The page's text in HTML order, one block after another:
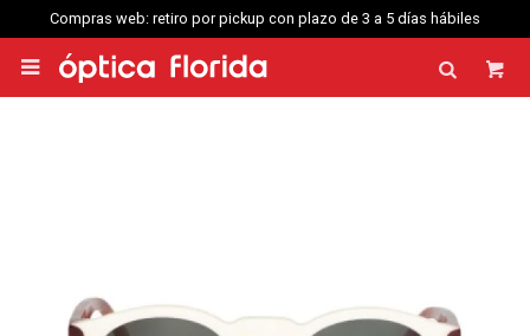
Compras web: retiro por pickup con plazo de 3 a 5 días hábiles
